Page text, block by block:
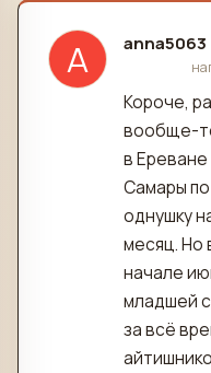
A anna5063
Короче,
вообще-
в
Самары
однушку
месяц. Но
начале
младшей
за всё